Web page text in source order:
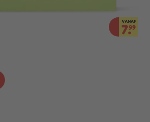
VANAF
7.99